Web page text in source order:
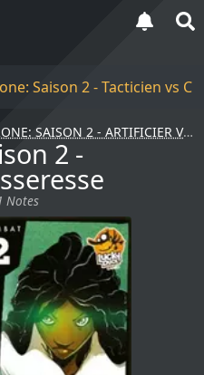
Saison 2 - Tacticien vs
SAISON 2 - ARTIFICIER VS PIRATE...
2 -
Notes